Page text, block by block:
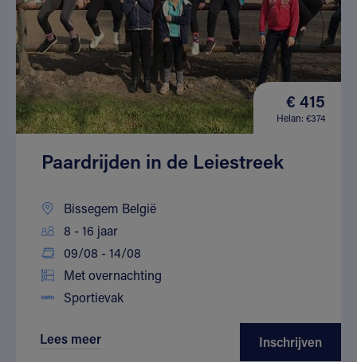
€ 415
Helan: €374
Paardrijden in de Leiestreek
Bissegem België
8 - 16 jaar
09/08 - 14/08
Met overnachting
Sportievak
Lees meer Inschrijven